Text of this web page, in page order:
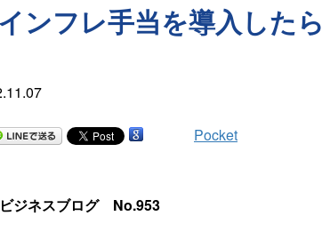
ンフレ手当を導入した
Pocket
ジネスブログ No.953